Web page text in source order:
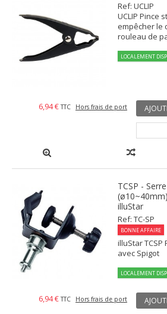
Ref: UCLIP
UCLIP Pince
empêcher le
rouleau de
LOCALEMENT
6,94 € TTC Hors frais de port
TCSP -
illuStar
Ref: TC-SP
BONNE AFFAIRE
illuStar
avec Spigot
LOCALEMENT
6,94 € TTC Hors frais de port